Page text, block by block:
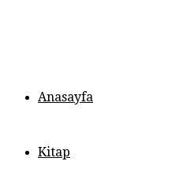
Anasayfa
Kitap